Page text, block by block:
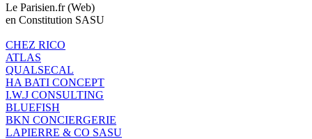
Le Parisien.fr (Web)
en Constitution SASU
CHEZ RICO
ATLAS
QUALSECAL
HA BATI CONCEPT
I.W.J CONSULTING
BLUEFISH
BKN CONCIERGERIE
LAPIERRE & CO SASU